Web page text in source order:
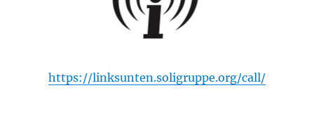
https://linksunten.soligruppe.org/call/